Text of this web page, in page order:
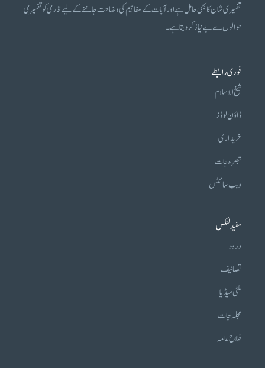
تفسیری شان کا بھی حامل ہے اور آیات کے مفاہیم کی وضاحت جاننے کے لیے قاری کو تفسیری
حوالوں سے بے نیاز کر دیتا ہے۔
فوری رابطے
شیخ الاسلام
ڈاؤن لوڈز
خریداری
تبصرہ جات
ویب سائٹس
مفید لنکس
درود
تصانیف
ملٹی میڈیا
مجلہ جات
فلاح عامہ